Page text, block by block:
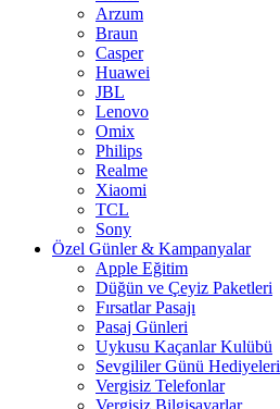
Arzum
Braun
Casper
Huawei
JBL
Lenovo
Omix
Philips
Realme
Xiaomi
TCL
Sony
Özel Günler & Kampanyalar
Apple Eğitim
Düğün ve Çeyiz Paketleri
Fırsatlar Pasajı
Pasaj Günleri
Uykusu Kaçanlar Kulübü
Sevgililer Günü Hediyeleri
Vergisiz Telefonlar
Vergisiz Bilgisayarlar